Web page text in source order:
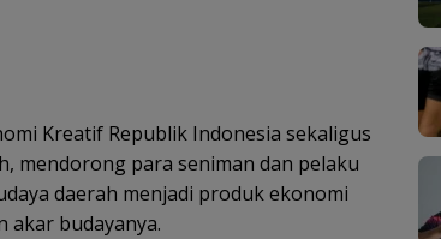
Kreatif Republik Indonesia sekaligus
mendorong para seniman dan pelaku
daerah menjadi produk ekonomi
akar budayanya.